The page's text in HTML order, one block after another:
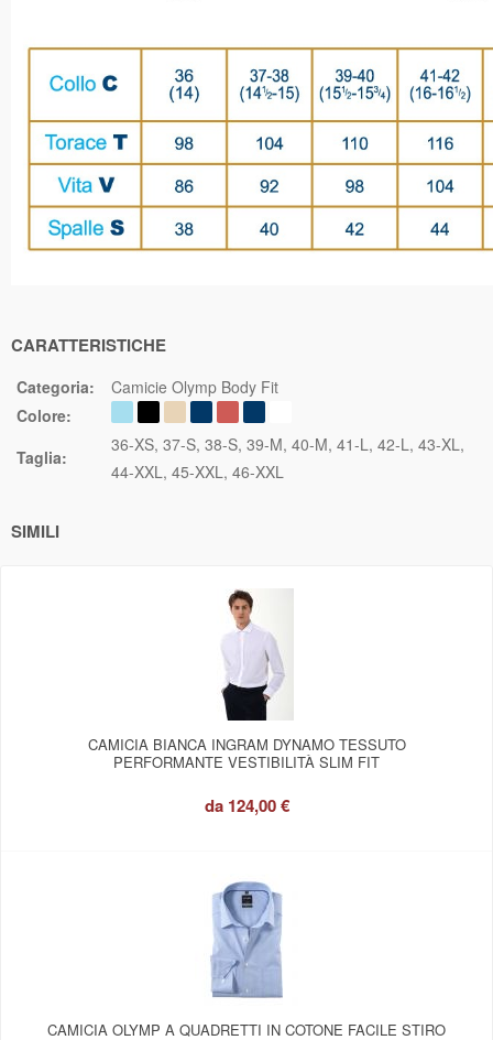
CARATTERISTICHE
Categoria:
Camicie Olymp Body Fit
Colore:
Taglia:
36-XS 37-S 38-S 39-M 40-M 41-L 42-L 43-XL
44-XXL 45-XXL 46-XXL
SIMILI
CAMICIA BIANCA INGRAM DYNAMO TESSUTO
PERFORMANTE VESTIBILITÀ SLIM FIT
da 124,00 €
CAMICIA OLYMP A QUADRETTI IN COTONE FACILE STIRO